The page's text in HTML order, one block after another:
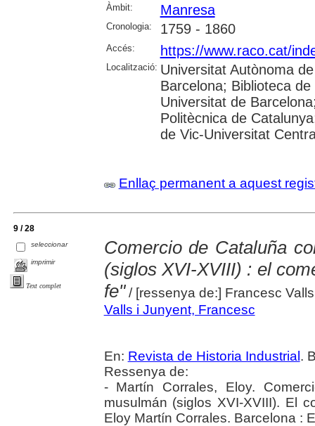
Àmbit:
Manresa
Cronologia: 1759 - 1860
Accés: https://www.raco.cat/
Localització: Universitat Autònoma
Barcelona; Biblioteca
Universitat de
Politècnica de
de Vic-Universitat
Enllaç permanent a aquest
9 / 28
seleccionar
imprimir
Text complet
Comercio de Cataluña
(siglos XVI-XVIII) : el
fe"/ [ressenya de:] Francesc
Valls i Junyent, Francesc
En: Revista de Historia Industrial .
Ressenya de:
- Martín Corrales, Eloy.
musulmán (siglos XVI-XVIII). El
Eloy Martín Corrales. Barcelona :